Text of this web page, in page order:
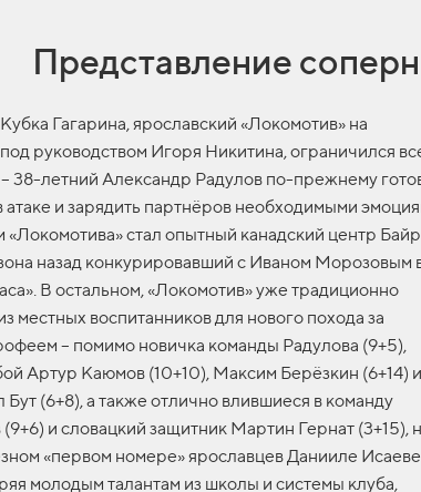
Представление
Гагарина, ярославский «Локомотив» на
руководством Игоря Никитина, ограничился
38-летний Александр Радулов по-прежнему
атаке и зарядить партнёров необходимыми
стал опытный канадский центр
назад конкурировавший с Иваном Морозовым
В остальном, «Локомотив» уже традиционно
местных воспитанников для нового похода за
– помимо новичка команды Радулова (9+5),
Артур Каюмов (10+10), Максим Берёзкин (6+14) и
(6+8), а также отлично влившиеся в команду
и словацкий защитник Мартин Гернат (3+15),
«первом номере» ярославцев Данииле
молодым талантам из школы и системы клуба,